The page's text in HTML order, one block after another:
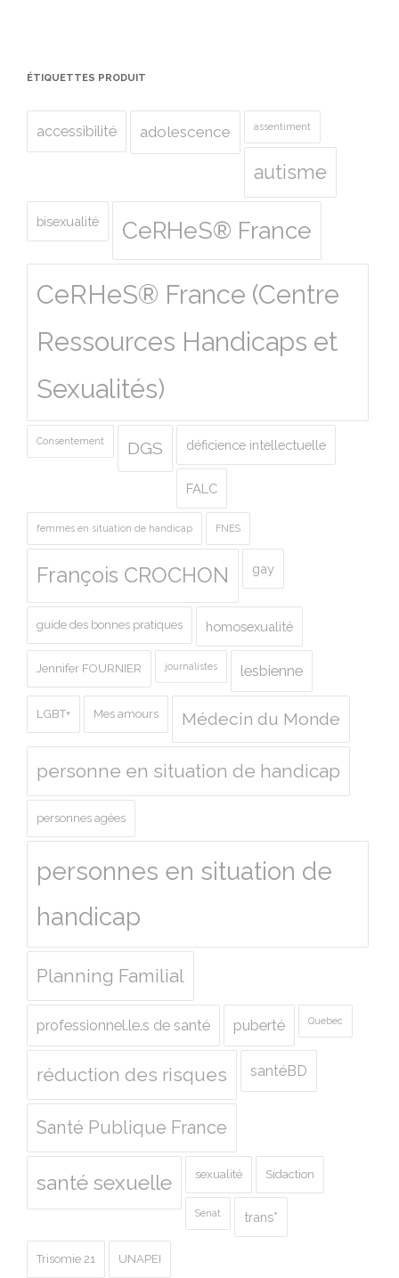
ÉTIQUETTES PRODUIT
accessibilité adolescence assentiment
autisme
bisexualité CeRHeS® France
CeRHeS® France (Centre
Ressources Handicaps et
Sexualités)
Consentement DGS déficience intellectuelle
FALC
femmes en situation de handicap FNES
François CROCHON gay
guide des bonnes pratiques homosexualité
Jennifer FOURNIER journalistes lesbienne
LGBT+ Mes amours Médecin du Monde
personne en situation de handicap
personnes agées
personnes en situation de
handicap
Planning Familial
professionnel.le.s de santé puberté Quebec
réduction des risques santéBD
Santé Publique France
santé sexuelle sexualité Sidaction
Sénat trans*
Trisomie 21 UNAPEI